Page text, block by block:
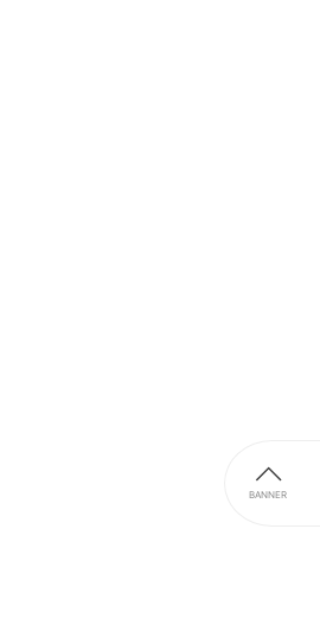
BANNER